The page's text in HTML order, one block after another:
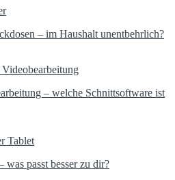
– im Haushalt unentbehrlich?
– welche Schnittsoftware ist
passt besser zu dir?